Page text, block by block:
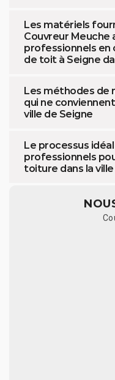
Les matériels
Couvreur Meuche
professionnels en
de toit à Seigne
Les méthodes de
qui ne
ville de Seigne
Le processus
professionnels
toiture dans la